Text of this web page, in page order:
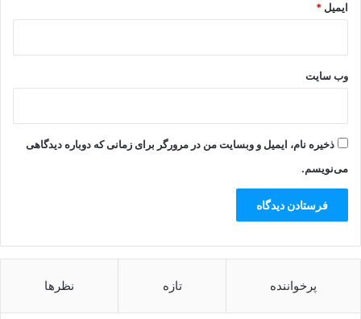
ایمیل *
وب‌ سایت
ذخیره نام، ایمیل و وبسایت من در مرورگر برای زمانی که دوباره دیدگاهی
می‌نویسم.
پرخواننده تازه نظرها